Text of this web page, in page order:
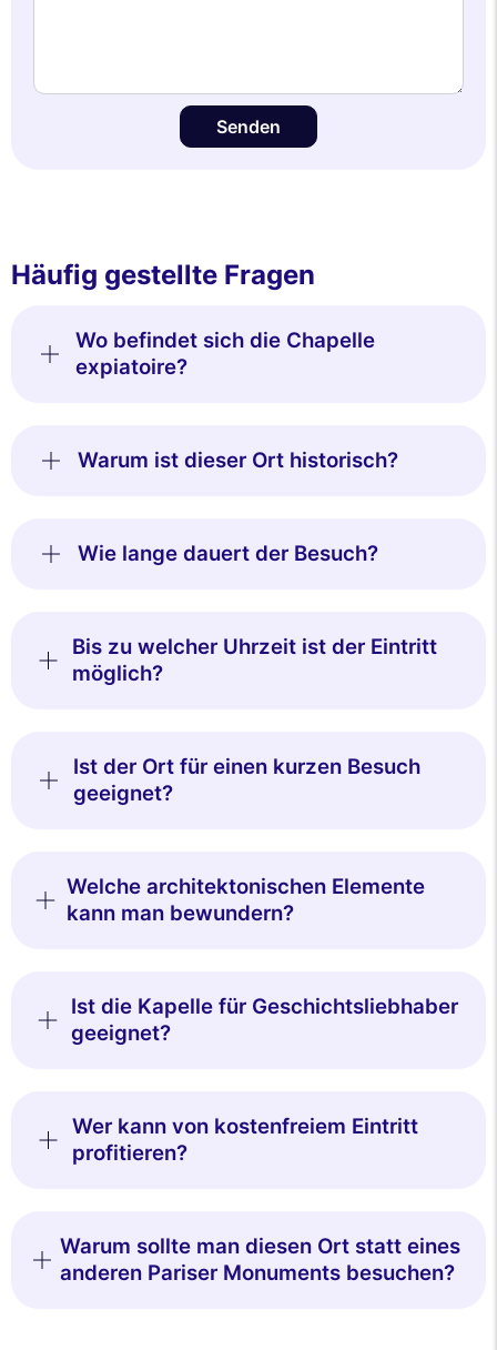
Senden
Häufig gestellte Fragen
Wo befindet sich die Chapelle
expiatoire?
Warum ist dieser Ort historisch?
Wie lange dauert der Besuch?
Bis zu welcher Uhrzeit ist der Eintritt
möglich?
Ist der Ort für einen kurzen Besuch
geeignet?
Welche architektonischen Elemente
kann man bewundern?
Ist die Kapelle für Geschichtsliebhaber
geeignet?
Wer kann von kostenfreiem Eintritt
profitieren?
Warum sollte man diesen Ort statt eines
anderen Pariser Monuments besuchen?